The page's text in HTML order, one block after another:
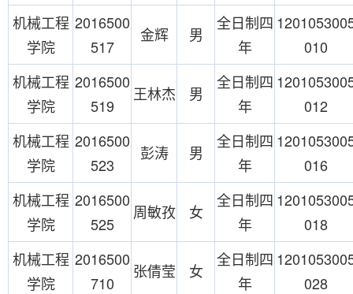
机械工程
学院
2016500
517
金辉 男
全日制四
年
010
机械工程
学院
2016500
519
王林杰 男
全日制四
年
012
机械工程
学院
2016500
523
彭涛 男
全日制四
年
016
机械工程
学院
2016500
525
周敏孜 女
全日制四
年
018
机械工程
学院
2016500
710
张倩莹 女
全日制四
年
028